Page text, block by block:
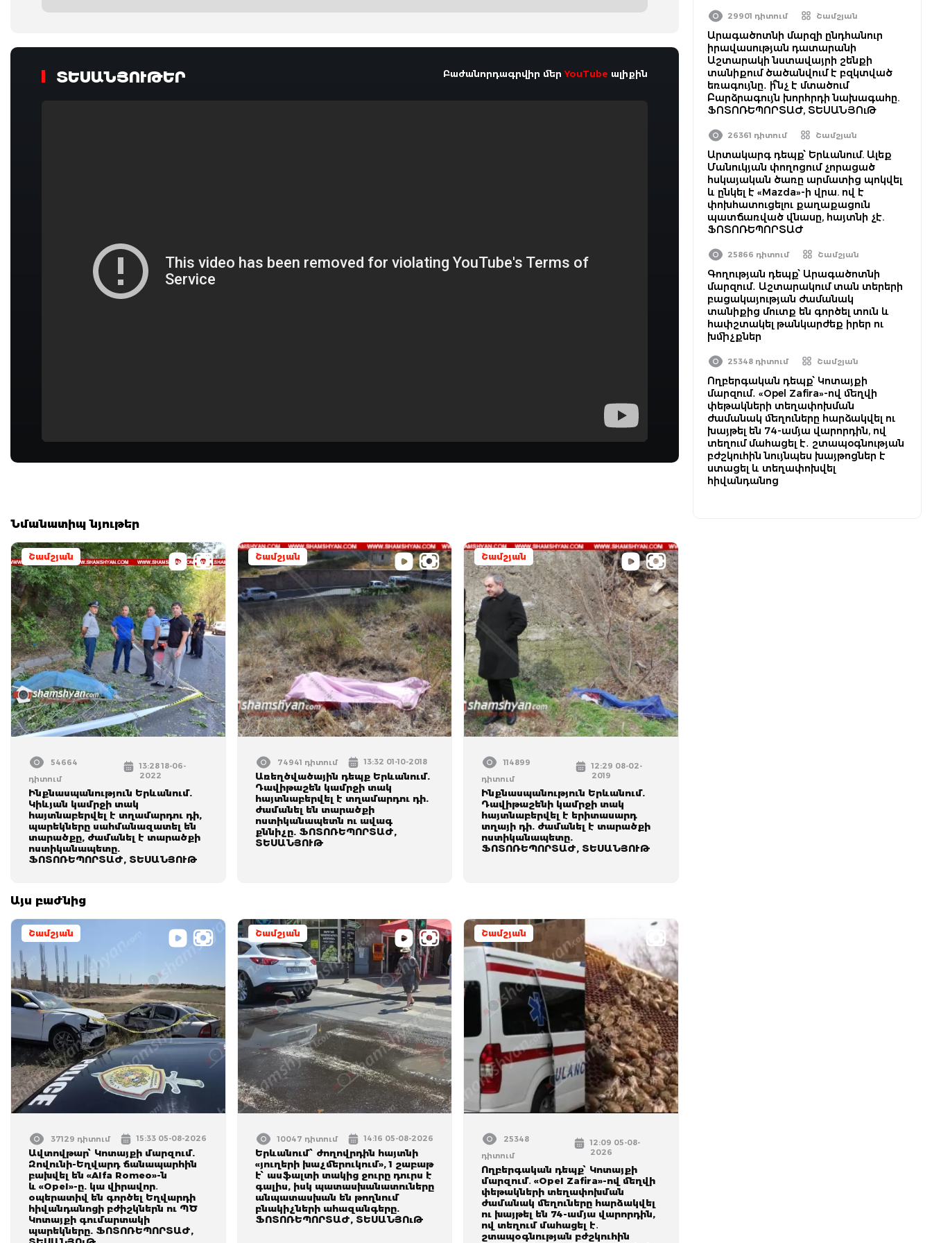
ՏԵՍԱՆՅՈՒԹԵՐ Բաժանորդագրվիր մերYouTube ալիքին
Նմանատիպ նյութեր
Շամշյան
54664
դիտում
13:28 18-06-
2022
Ինքնասպանություն Երևանում.
Կիևյան կամրջի տակ
հայտնաբերվել է տղամարդու դի,
պարեկները սահմանազատել են
տարածքը, ժամանել է տարածքի
ոստիկանապետը.
ՖՈՏՈՌԵՊՈՐՏԱԺ, ՏԵՍԱՆՅՈՒԹ
Շամշյան
74941 դիտում 13:32 01-10-2018
Առեղծվածային դեպք Երևանում.
Դավիթաշեն կամրջի տակ
հայտնաբերվել է տղամարդու դի.
ժամանել են տարածքի
ոստիկանապետն ու ավագ
քննիչը. ՖՈՏՈՌԵՊՈՐՏԱԺ,
ՏԵՍԱՆՅՈՒԹ
Շամշյան
114899
դիտում
12:29 08-02-
2019
Ինքնասպանություն Երևանում.
Դավիթաշենի կամրջի տակ
հայտնաբերվել է երիտասարդ
տղայի դի. ժամանել է տարածքի
ոստիկանապետը.
ՖՈՏՈՌԵՊՈՐՏԱԺ, ՏԵՍԱՆՅՈՒԹ
Այս բաժնից
Շամշյան
37129 դիտում 15:33 05-08-2026
Ավտովթար՝ Կոտայքի մարզում.
Զովունի-Եղվարդ ճանապարհին
բախվել են «Alfa Romeo»-ն
և «Opel»-ը. կա վիրավոր․
օպերատիվ են գործել Եղվարդի
հիվանդանոցի բժիշկներն ու ՊԾ
Կոտայքի գումարտակի
պարեկները. ՖՈՏՈՌԵՊՈՐՏԱԺ,
Շամշյան
10047 դիտում 14:16 05-08-2026
Երևանում՝ ժողովրդին հայտնի
«յուղերի խաչմերուկում», 1 շաբաթ
է՝ ասֆալտի տակից ջուրը դուրս է
գալիս, իսկ պատասխանատուները
անպատասխան են թողնում
բնակիչների ահազանգերը.
ՖՈՏՈՌԵՊՈՐՏԱԺ, ՏԵՍԱՆՅՈւԹ
Շամշյան
25348
դիտում
12:09 05-08-
2026
Ողբերգական դեպք՝ Կոտայքի
մարզում․ «Opel Zafira»-ով մեղվի
փեթակների տեղափոխման
ժամանակ մեղուները հարձակվել
ու խայթել են 74-ամյա վարորդին,
ով տեղում մահացել է․
շտապօգնության բժշկուհին
29901 դիտում Շամշյան
Արագածոտնի մարզի ընդհանուր
իրավասության դատարանի
Աշտարակի նստավայրի շենքի
տանիքում ծածանվում է բզկտված
եռագույնը․ ի՞նչ է մտածում
Բարձրագույն խորհրդի նախագահը.
ՖՈՏՈՌԵՊՈՐՏԱԺ, ՏԵՍԱՆՅՈւԹ
26361 դիտում Շամշյան
Արտակարգ դեպք՝ Երևանում. Ալեք
Մանուկյան փողոցում չորացած
հսկայական ծառը արմատից պոկվել
և ընկել է «Mazda»-ի վրա. ով է
փոխհատուցելու քաղաքացուն
պատճառված վնասը, հայտնի չէ.
ՖՈՏՈՌԵՊՈՐՏԱԺ
25866 դիտում Շամշյան
Գողության դեպք՝ Արագածոտնի
մարզում․ Աշտարակում տան տերերի
բացակայության ժամանակ
տանիքից մուտք են գործել տուն և
հափշտակել թանկարժեք իրեր ու
խմիչքներ
25348 դիտում Շամշյան
Ողբերգական դեպք՝ Կոտայքի
մարզում․ «Opel Zafira»-ով մեղվի
փեթակների տեղափոխման
ժամանակ մեղուները հարձակվել ու
խայթել են 74-ամյա վարորդին, ով
տեղում մահացել է․ շտապօգնության
բժշկուհին նույնպես խայթոցներ է
ստացել և տեղափոխվել
հիվանդանոց